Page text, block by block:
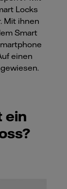
Locks
Mit ihnen
Smart
einen
ein